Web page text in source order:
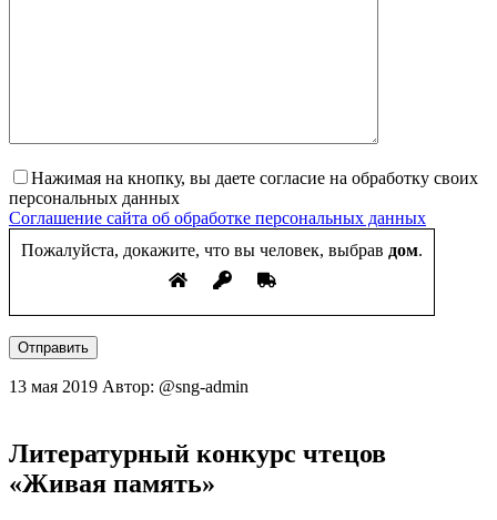
Нажимая на кнопку, вы даете согласие на обработку своих
персональных данных
Соглашение сайта об обработке персональных данных
Пожалуйста, докажите, что вы человек, выбрав дом.
Отправить
13 мая 2019 Автор: @sng-admin
Литературный конкурс чтецов
«Живая память»